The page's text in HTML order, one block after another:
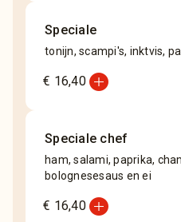
Speciale
tonijn, scampi's, inktvis,
€ 16,40add_circle
Speciale chef
ham, salami, paprika,
bolognesesaus en ei
€ 16,40add_circle